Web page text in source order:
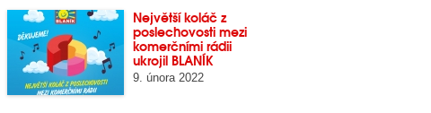
Největší koláč z
poslechovosti mezi
komerčními rádii
ukrojil BLANÍK
9. února 2022